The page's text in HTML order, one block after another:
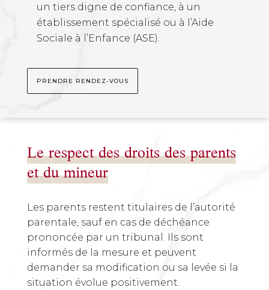
un tiers digne de confiance, à un
établissement spécialisé ou à l’Aide
Sociale à l’Enfance (ASE).
PRENDRE RENDEZ-VOUS
Le respect des droits des parents
et du mineur
Les parents restent titulaires de l’autorité
parentale, sauf en cas de déchéance
prononcée par un tribunal. Ils sont
informés de la mesure et peuvent
demander sa modification ou sa levée si la
situation évolue positivement.